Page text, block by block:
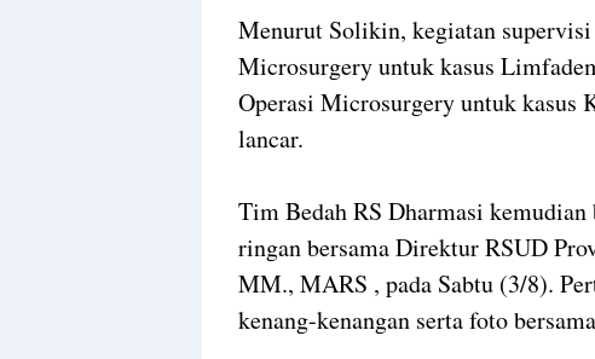
Menurut Solikin, kegiatan
Microsurgery untuk kasus
Operasi Microsurgery untuk kasus
lancar.
Tim Bedah RS Dharmasi
ringan bersama Direktur RSUD
MM., MARS , pada Sabtu (3/8).
kenang-kenangan serta foto